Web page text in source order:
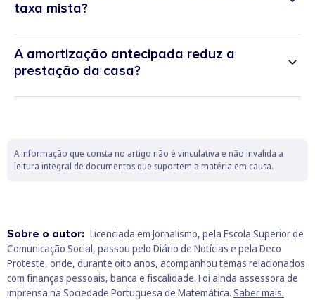
taxa mista?
A amortização antecipada reduz a
prestação da casa?
A informação que consta no artigo não é vinculativa e não invalida a
leitura integral de documentos que suportem a matéria em causa.
Sobre o autor: Licenciada em Jornalismo, pela Escola Superior de
Comunicação Social, passou pelo Diário de Notícias e pela Deco
Proteste, onde, durante oito anos, acompanhou temas relacionados
com finanças pessoais, banca e fiscalidade. Foi ainda assessora de
imprensa na Sociedade Portuguesa de Matemática. Saber mais.